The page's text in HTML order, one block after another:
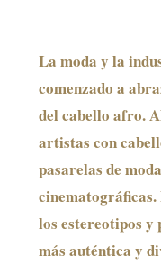
La moda y la
comenzado a
del cabello afro.
artistas con
pasarelas de
los estereotipos y
más auténtica y